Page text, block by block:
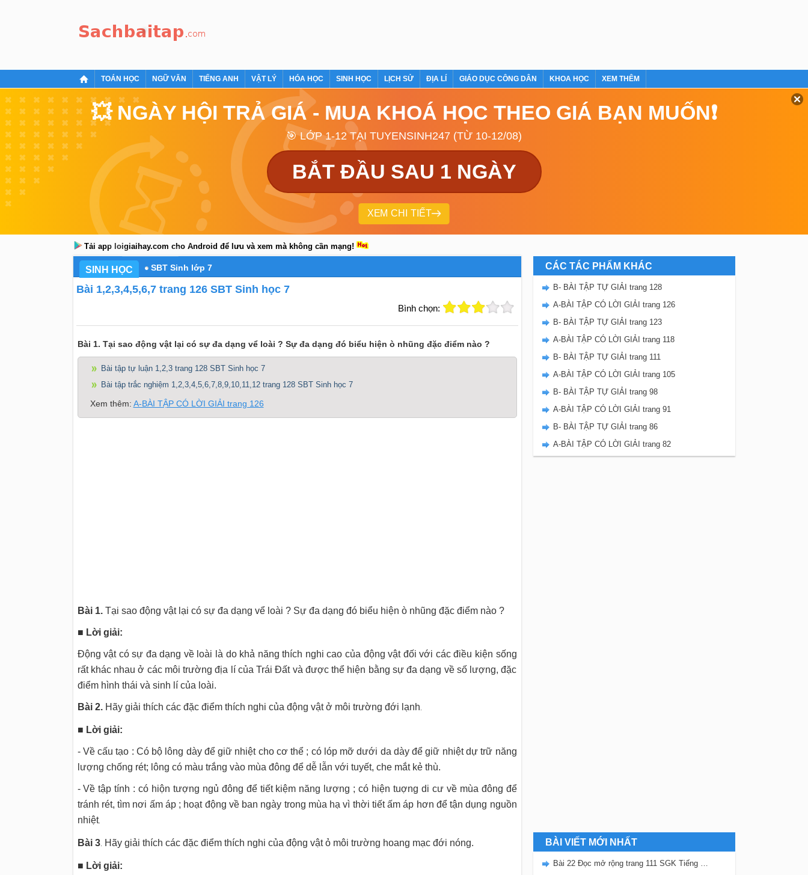
TOÁN HỌC NGỮ VĂN TIẾNG ANH VẬT LÝ HÓA HỌC SINH HỌC LỊCH SỬ ĐỊA LÍ GIÁO DỤC CÔNG DÂN KHOA HỌC XEM THÊM
💥 NGÀY HỘI TRẢ GIÁ - MUA KHOÁ HỌC THEO GIÁ BẠN MUỐN❗
🎯 LỚP 1-12 TẠI TUYENSINH247 (TỪ 10-12/08)
BẮT ĐẦU SAU 1 NGÀY
XEM CHI TIẾT
Tải app loigiaihay.com cho Android để lưu và xem mà không cần mạng!
SINH HỌC SBT Sinh lớp 7
Bài 1,2,3,4,5,6,7 trang 126 SBT Sinh học 7
Bình chọn:
Bài 1. Tại sao động vật lại có sự đa dạng vể loài ? Sự đa dạng đó biểu hiện ò nhũng đặc điểm nào ?
Bài tập tự luận 1,2,3 trang 128 SBT Sinh học 7
Bài tập trắc nghiệm 1,2,3,4,5,6,7,8,9,10,11,12 trang 128 SBT Sinh học 7
Xem thêm: A-BÀI TẬP CÓ LỜI GIẢI trang 126
Bài 1.Tại sao động vật lại có sự đa dạng vể loài ? Sự đa dạng đó biểu hiện ò nhũng đặc điểm nào ?
■ Lời giải:
Động vật có sự đa dạng về loài là do khả năng thích nghi cao của động vật đối với các điều kiện sống
rất khác nhau ở các môi trường địa lí của Trái Đất và được thể hiện bằng sự đa dạng về số lượng, đặc
điểm hình thái và sinh lí của loài.
Bài 2.Hãy giải thích các đặc điểm thích nghi của động vật ở môi trường đới lạnh.
■ Lời giải:
- Về cấu tạo : Có bộ lông dày để giữ nhiệt cho cơ thể ; có lóp mỡ dưới da dày để giữ nhiệt dự trữ năng
lượng chống rét; lông có màu trắng vào mùa đông để dễ lẫn với tuyết, che mắt kẻ thù.
- Về tập tính : có hiộn tượng ngủ đông để tiết kiệm năng lượng ; có hiện tuợng di cư về mùa đông để
tránh rét, tìm nơi ấm áp ; hoạt động về ban ngày trong mùa hạ vì thời tiết ấm áp hơn để tận dụng nguồn
nhiệt.
Bài 3. Hãy giải thích các đặc điểm thích nghi của động vật ỏ môi trường hoang mạc đới nóng.
■ Lời giải:
CÁC TÁC PHẨM KHÁC
B- BÀI TẬP TỰ GIẢI trang 128
A-BÀI TẬP CÓ LỜI GIẢI trang 126
B- BÀI TẬP TỰ GIẢI trang 123
A-BÀI TẬP CÓ LỜI GIẢI trang 118
B- BÀI TẬP TỰ GIẢI trang 111
A-BÀI TẬP CÓ LỜI GIẢI trang 105
B- BÀI TẬP TỰ GIẢI trang 98
A-BÀI TẬP CÓ LỜI GIẢI trang 91
B- BÀI TẬP TỰ GIẢI trang 86
A-BÀI TẬP CÓ LỜI GIẢI trang 82
BÀI VIẾT MỚI NHẤT
Bài 22 Đọc mở rộng trang 111 SGK Tiếng Việt 5 Kết nối tri thức tập 2